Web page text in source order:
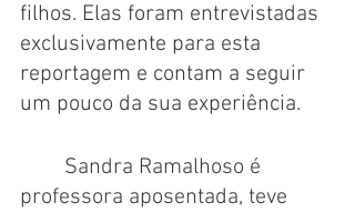
filhos. Elas foram entrevistadas
exclusivamente para esta
reportagem e contam a seguir
um pouco da sua experiência.
Sandra Ramalhoso é
professora aposentada, teve